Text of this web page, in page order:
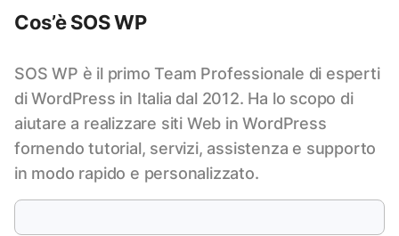
Cos’è SOS WP
SOS WP è il primo Team Professionale di esperti
di WordPress in Italia dal 2012. Ha lo scopo di
aiutare a realizzare siti Web in WordPress
fornendo tutorial, servizi, assistenza e supporto
in modo rapido e personalizzato.